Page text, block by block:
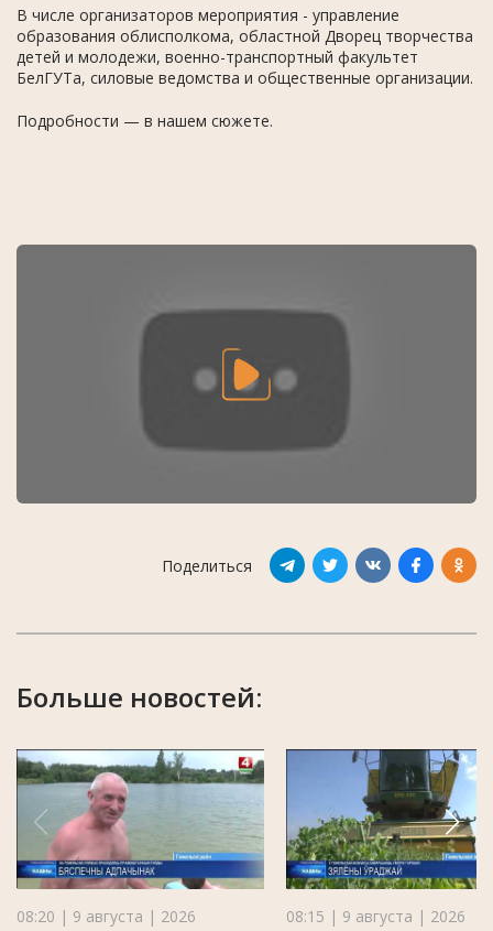
В числе организаторов мероприятия - управление
образования облисполкома, областной Дворец творчества
детей и молодежи, военно-транспортный факультет
БелГУТа, силовые ведомства и общественные организации.
Подробности — в нашем сюжете.
Поделиться
Больше новостей:
08:20 | 9 августа | 2026 08:15 | 9 августа | 2026